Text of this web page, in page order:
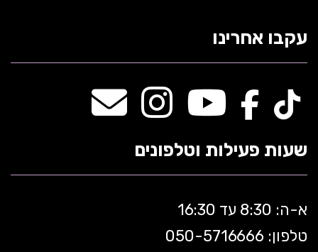
עקבו אחרינו
שעות פעילות וטלפונים
א-ה: 8:30 עד 16:30
טלפון: 050-5 716666